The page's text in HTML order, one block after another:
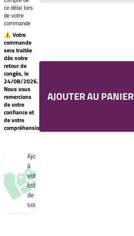
ce délai lors
de votre
commande
⚠ Votre
commande
sera traitée
dès notre
retour de
congés, le
24/08/2026.
Nous vous
remercions
de votre
confiance et
de votre
compréhension.
AJOUTER AU PANIER
Votre
liste
de
souhaits
Un
produit
0,00€
Créer
une
nouvelle
souhaitsAjouter
à
votre
liste
de
souhaits